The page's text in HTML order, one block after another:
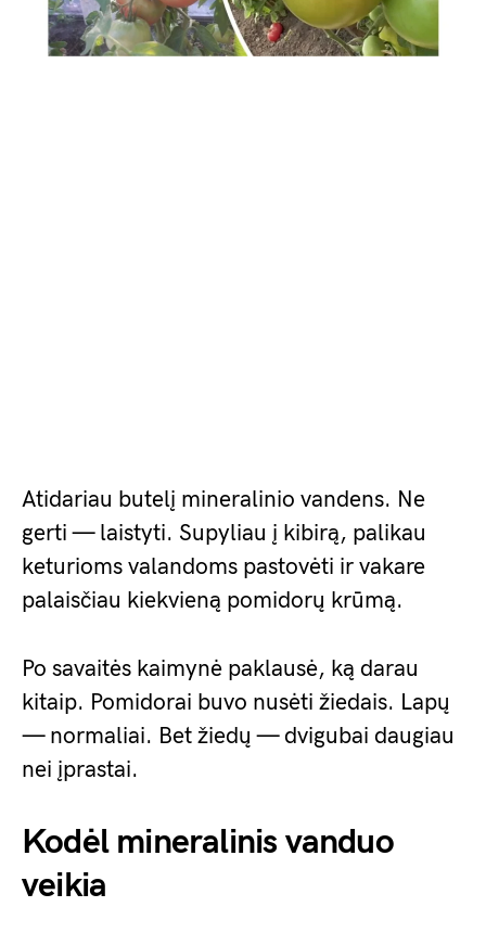
Atidariau butelį mineralinio vandens. Ne
gerti — laistyti. Supyliau į kibirą, palikau
keturioms valandoms pastovėti ir vakare
palaisčiau kiekvieną pomidorų krūmą.
Po savaitės kaimynė paklausė, ką darau
kitaip. Pomidorai buvo nusėti žiedais. Lapų
— normaliai. Bet žiedų — dvigubai daugiau
nei įprastai.
Kodėl mineralinis vanduo
veikia